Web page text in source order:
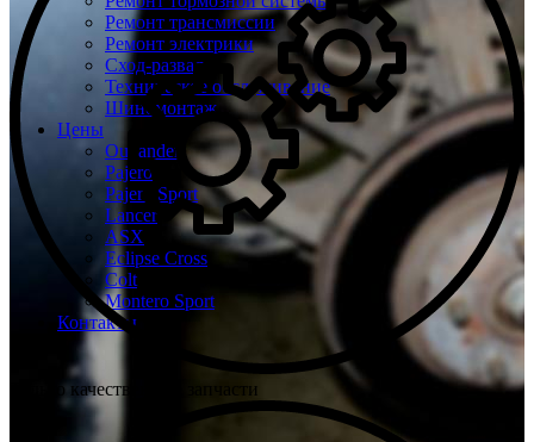
Ремонт трансмиссии
Ремонт электрики
Сход-развал
Техническое обслуживание
Шиномонтаж
Цены
Outlander
Pajero
Pajero Sport
Lancer
ASX
Eclipse Cross
Colt
Montero Sport
Контакты
Только качественные запчасти